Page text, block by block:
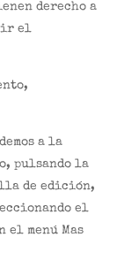
derecho a
el
a la
pulsando la
de edición,
el
el menú Mas